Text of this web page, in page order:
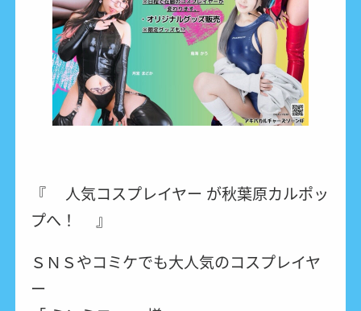
『 人気コスプレイヤー が秋葉原カルポッ
プへ！ 』
ＳＮＳやコミケでも大人気のコスプレイヤ
ー